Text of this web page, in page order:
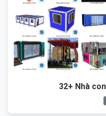
32+ Nhà